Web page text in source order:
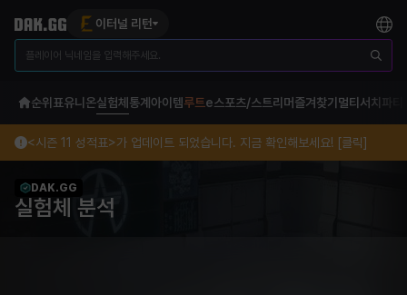
이터널 리턴
순위표유니온실험체 통계 아이템루트e스포츠/스트리머 즐겨찾기 멀티서치 파티
<시즌 11 성적표>가 업데이트 되었습니다. 지금 확인해보세요! [클릭]
DAK.GG
실험체 분석